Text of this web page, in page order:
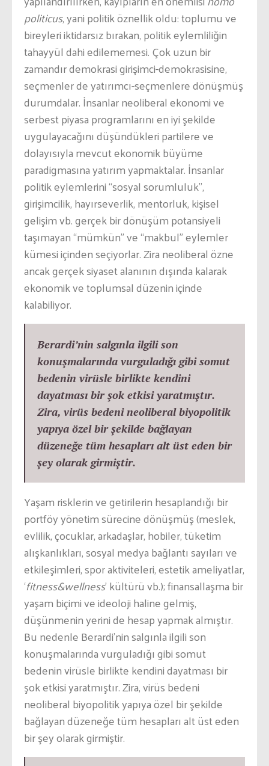
politicus, yani politik öznellik oldu: toplumu ve
bireyleri iktidarsız bırakan, politik eylemliliğin
tahayyül dahi edilememesi. Çok uzun bir
zamandır demokrasi girişimci-demokrasisine,
seçmenler de yatırımcı-seçmenlere dönüşmüş
durumdalar. İnsanlar neoliberal ekonomi ve
serbest piyasa programlarını en iyi şekilde
uygulayacağını düşündükleri partilere ve
dolayısıyla mevcut ekonomik büyüme
paradigmasına yatırım yapmaktalar. İnsanlar
politik eylemlerini “sosyal sorumluluk”,
girişimcilik, hayırseverlik, mentorluk, kişisel
gelişim vb. gerçek bir dönüşüm potansiyeli
taşımayan “mümkün” ve “makbul” eylemler
kümesi içinden seçiyorlar. Zira neoliberal özne
ancak gerçek siyaset alanının dışında kalarak
ekonomik ve toplumsal düzenin içinde
kalabiliyor.
Berardi’nin salgınla ilgili son
konuşmalarında vurguladığı gibi somut
bedenin virüsle birlikte kendini
dayatması bir şok etkisi yaratmıştır.
Zira, virüs bedeni neoliberal biyopolitik
yapıya özel bir şekilde bağlayan
düzeneğe tüm hesapları alt üst eden bir
şey olarak girmiştir.
Yaşam risklerin ve getirilerin hesaplandığı bir
portföy yönetim sürecine dönüşmüş (meslek,
evlilik, çocuklar, arkadaşlar, hobiler, tüketim
alışkanlıkları, sosyal medya bağlantı sayıları ve
etkileşimleri, spor aktiviteleri, estetik ameliyatlar,
‘fitness&wellness’ kültürü vb.); finansallaşma bir
yaşam biçimi ve ideoloji haline gelmiş,
düşünmenin yerini de hesap yapmak almıştır.
Bu nedenle Berardi’nin salgınla ilgili son
konuşmalarında vurguladığı gibi somut
bedenin virüsle birlikte kendini dayatması bir
şok etkisi yaratmıştır. Zira, virüs bedeni
neoliberal biyopolitik yapıya özel bir şekilde
bağlayan düzeneğe tüm hesapları alt üst eden
bir şey olarak girmiştir.